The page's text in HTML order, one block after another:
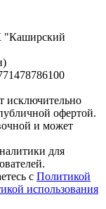
"Каширский
исключительно
офертой.
и может
для
с Политикой
использования